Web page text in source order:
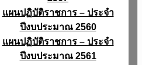
แผนปฏิบัติราชการ – ประจำ
ปีงบประมาณ 2560
แผนปฏิบัติราชการ – ประจำ
ปีงบประมาณ 2561